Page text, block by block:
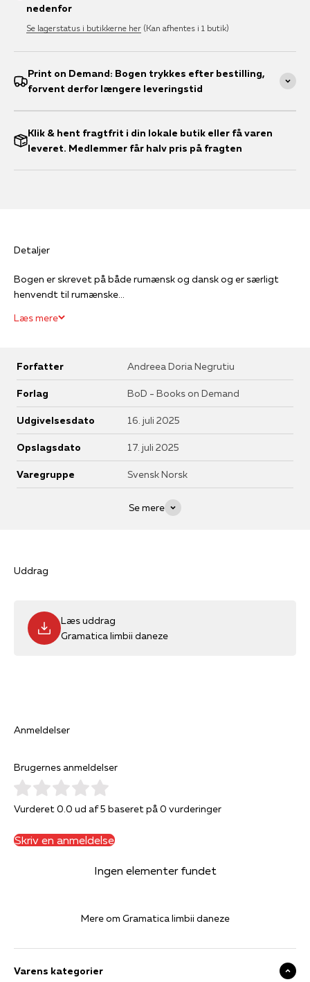
nedenfor
Se lagerstatus i butikkerne her (Kan afhentes i 1 butik)
Print on Demand: Bogen trykkes efter bestilling,
forvent derfor længere leveringstid
Klik & hent fragtfrit i din lokale butik eller få varen
leveret. Medlemmer får halv pris på fragten
Detaljer
Bogen er skrevet på både rumænsk og dansk og er særligt
henvendt til rumænske...
Læs mere
Forfatter Andreea Doria Negrutiu
Forlag BoD - Books on Demand
Udgivelsesdato 16. juli 2025
Opslagsdato 17. juli 2025
Varegruppe Svensk Norsk
Se mere
Uddrag
Læs uddrag
Gramatica limbii daneze
Anmeldelser
Brugernes anmeldelser
Vurderet 0.0 ud af 5 baseret på 0 vurderinger
Skriv en anmeldelse
Ingen elementer fundet
Mere om Gramatica limbii daneze
Varens kategorier